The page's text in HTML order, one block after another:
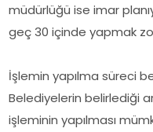
müdürlüğü ise imar
geç 30 içinde yapmak
İşlemin yapılma süreci
Belediyelerin belirlediği
işleminin yapılması